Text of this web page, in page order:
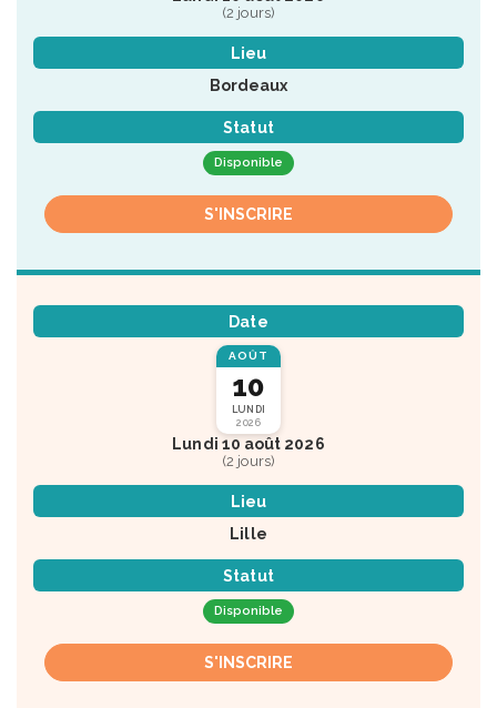
(2 jours)
Lieu
Bordeaux
Statut
Disponible
S'INSCRIRE
Date
AOÛT
10
LUNDI
2026
Lundi 10 août 2026
(2 jours)
Lieu
Lille
Statut
Disponible
S'INSCRIRE